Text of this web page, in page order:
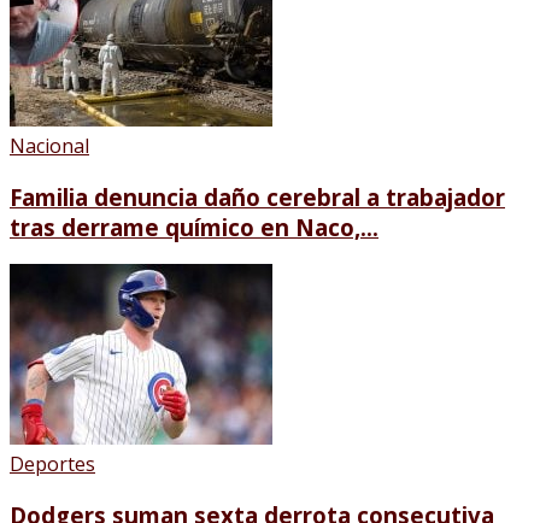
Nacional
Familia denuncia daño cerebral a trabajador
tras derrame químico en Naco,...
Deportes
Dodgers suman sexta derrota consecutiva